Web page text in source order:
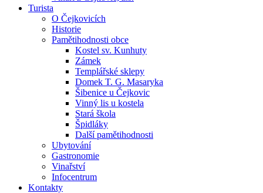
Turista
O Čejkovicích
Historie
Pamětihodnosti obce
Kostel sv. Kunhuty
Zámek
Templářské sklepy
Domek T. G. Masaryka
Šibenice u Čejkovic
Vinný lis u kostela
Stará škola
Špidláky
Další pamětihodnosti
Ubytování
Gastronomie
Vinařství
Infocentrum
Kontakty